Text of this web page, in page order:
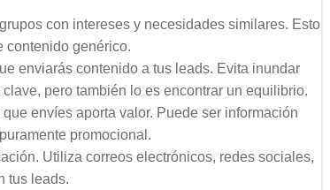
con intereses y necesidades similares. Esto
contenido genérico.
enviarás contenido a tus leads. Evita inundar
pero también lo es encontrar un equilibrio.
envíes aporta valor. Puede ser información
promocional.
Utiliza correos electrónicos, redes sociales,
tus leads.